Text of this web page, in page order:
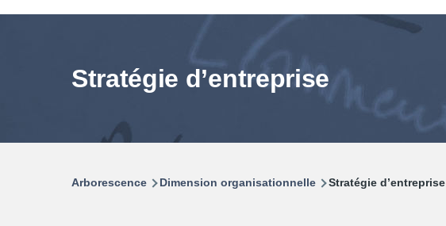
Stratégie d’entreprise
Arborescence Dimension organisationnelle Stratégie d’entreprise